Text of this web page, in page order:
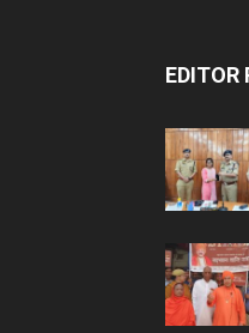
EDITOR